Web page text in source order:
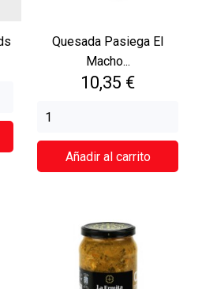
Quesada Pasiega El
Macho...
Precio
10,35 €
Añadir al carrito